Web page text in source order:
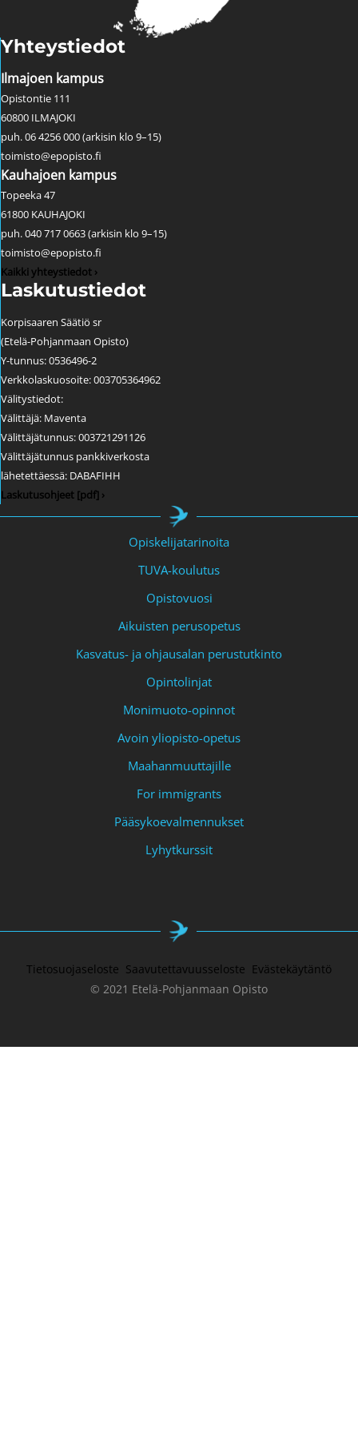
Yhteystiedot
Ilmajoen kampus
Opistontie 111
60800 ILMAJOKI
puh. 06 4256 000 (arkisin klo 9–15)
toimisto@epopisto.fi
Kauhajoen kampus
Topeeka 47
61800 KAUHAJOKI
puh. 040 717 0663 (arkisin klo 9–15)
toimisto@epopisto.fi
Kaikki yhteystiedot ›
Laskutustiedot
Korpisaaren Säätiö sr
(Etelä-Pohjanmaan Opisto)
Y-tunnus: 0536496-2
Verkkolaskuosoite: 003705364962
Välitystiedot:
Välittäjä: Maventa
Välittäjätunnus: 003721291126
Välittäjätunnus pankkiverkosta
lähetettäessä: DABAFIHH
Laskutusohjeet [pdf] ›
Opiskelijatarinoita
TUVA-koulutus
Opistovuosi
Aikuisten perusopetus
Kasvatus- ja ohjausalan perustutkinto
Opintolinjat
Monimuoto-opinnot
Avoin yliopisto-opetus
Maahanmuuttajille
For immigrants
Pääsykoevalmennukset
Lyhytkurssit
Tietosuojaseloste Saavutettavuusseloste Evästekäytäntö
© 2021 Etelä-Pohjanmaan Opisto